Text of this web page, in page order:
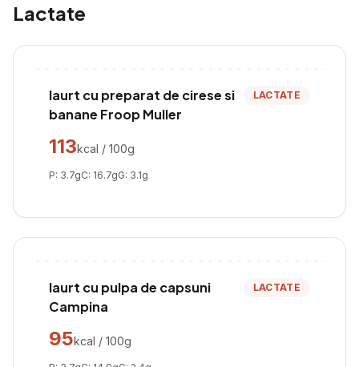
Lactate
Iaurt cu preparat de cirese si
banane Froop Muller
LACTATE
113kcal / 100g
P: 3.7gC: 16.7gG: 3.1g
Iaurt cu pulpa de capsuni
Campina
LACTATE
95kcal / 100g